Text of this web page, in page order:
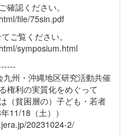
確認ください。
file/75sin.pdf
ご覧ください。
symposium.html
州・沖縄地区研究活動共催
権利の実質化をめぐって
（貧困層の）子ども・若者
11/18（土））
20231024-2/